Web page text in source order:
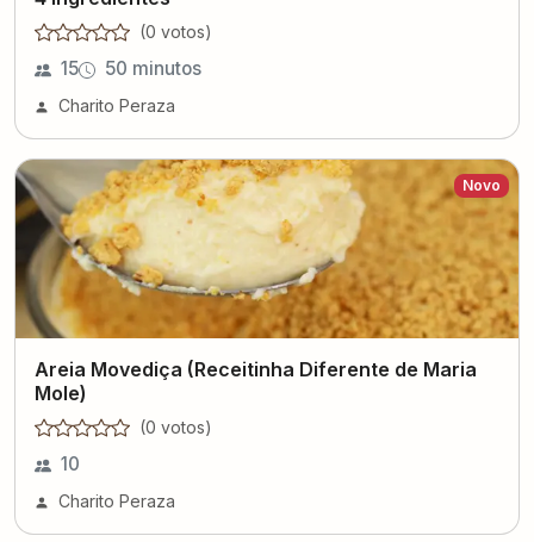
(0 votos)
15 50 minutos
Charito Peraza
Novo
Areia Movediça (Receitinha Diferente de Maria
Mole)
(0 votos)
10
Charito Peraza